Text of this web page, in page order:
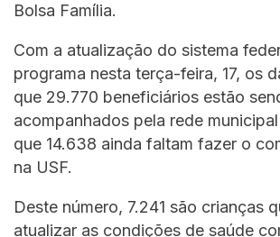
Bolsa Família.
Com a atualização do sistema
programa nesta terça-feira, 17, os
que 29.770 beneficiários estão
acompanhados pela rede
que 14.638 ainda faltam fazer o
na USF.
Deste número, 7.241 são crianças
atualizar as condições de saúde